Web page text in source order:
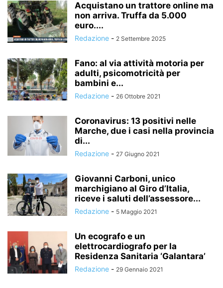
Acquistano un trattore online ma
non arriva. Truffa da 5.000
euro....
Redazione - 2 Settembre 2025
Fano: al via attività motoria per
adulti, psicomotricità per
bambini e...
Redazione - 26 Ottobre 2021
Coronavirus: 13 positivi nelle
Marche, due i casi nella provincia
di...
Redazione - 27 Giugno 2021
Giovanni Carboni, unico
marchigiano al Giro d’Italia,
riceve i saluti dell’assessore...
Redazione - 5 Maggio 2021
Un ecografo e un
elettrocardiografo per la
Residenza Sanitaria ‘Galantara’
Redazione - 29 Gennaio 2021